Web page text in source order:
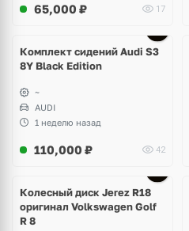
65,000 ₽ 17
Комплект сидений Audi S3
8Y Black Edition
~
AUDI
1 неделю назад
110,000 ₽ 42
Колесный диск Jerez R18
оригинал Volkswagen Golf
R 8